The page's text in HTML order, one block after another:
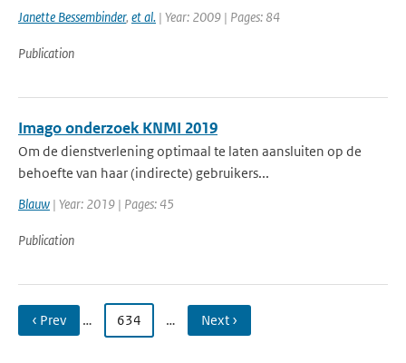
Janette Bessembinder, et al. | Year: 2009 | Pages: 84
Publication
Imago onderzoek KNMI 2019
Om de dienstverlening optimaal te laten aansluiten op de
behoefte van haar (indirecte) gebruikers...
Blauw | Year: 2019 | Pages: 45
Publication
‹ Prev … 634 … Next ›